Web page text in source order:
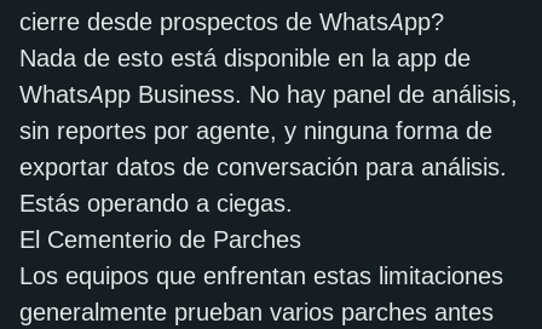
cierre desde prospectos de WhatsApp?
Nada de esto está disponible en la app de
WhatsApp Business. No hay panel de análisis,
sin reportes por agente, y ninguna forma de
exportar datos de conversación para análisis.
Estás operando a ciegas.
El Cementerio de Parches
Los equipos que enfrentan estas limitaciones
generalmente prueban varios parches antes